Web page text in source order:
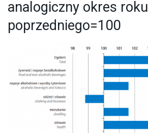
analogiczny okres roku
poprzedniego=100